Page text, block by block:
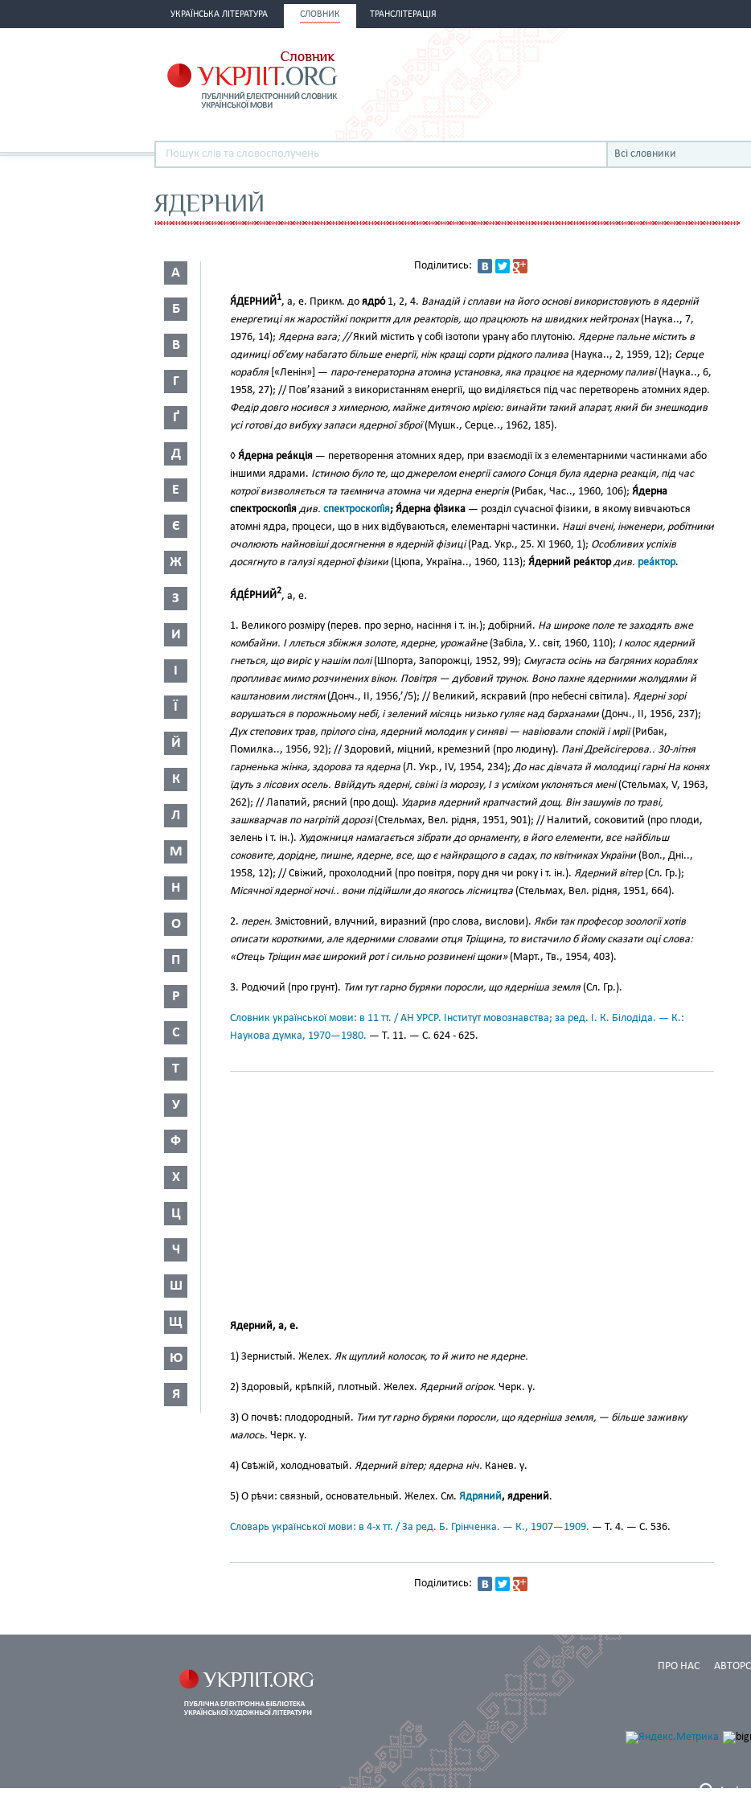
УКРАЇНСЬКА ЛІТЕРАТУРА СЛОВНИК ТРАНСЛІТЕРАЦІЯ
Всі словники
ЯДЕРНИЙ
А
Б
В
Г
Ґ
Д
Е
Є
Ж
З
И
І
Ї
Й
К
Л
М
Н
О
П
Р
С
Т
У
Ф
Х
Ц
Ч
Ш
Щ
Ю
Я
Поділитись:
Я́ДЕРНИЙ1, а, е. Прикм. до ядро́1, 2, 4. Ванадій і сплави на його основі використовують в ядерній
енергетиці як жаростійкі покриття для реакторів, що працюють на швидких нейтронах(Наука.., 7,
1976, 14); Ядерна вага; //Який містить у собі ізотопи урану або плутонію. Ядерне пальне містить в
одиниці об’єму набагато більше енергії, ніж кращі сорти рідкого палива (Наука.., 2, 1959, 12); Серце
корабля [«Ленін»] — паро-генераторна атомна установка, яка працює на ядерному паливі(Наука.., 6,
1958, 27); // Пов’язаний з використанням енергії, що виділяється під час перетворень атомних ядер.
Федір довго носився з химерною, майже дитячою мрією: винайти такий апарат, який би знешкодив
усі готові до вибуху запаси ядерної зброї(Мушк., Серце.., 1962, 185).
◊ Я́дерна реа́кція — перетворення атомних ядер, при взаємодії їх з елементарними частинками або
іншими ядрами. Істиною було те, що джерелом енергії самого Сонця була ядерна реакція, під час
котрої визволяється та таємнича атомна чи ядерна енергія (Рибак, Час.., 1960, 106); Я́дерна
спектроскопі́я див. спектроскопі́я; Я́дерна фі́зика — розділ сучасної фізики, в якому вивчаються
атомні ядра, процеси, що в них відбуваються, елементарні частинки. Наші вчені, інженери, робітники
очолюють найновіші досягнення в ядерній фізиці(Рад. Укр., 25. XI 1960, 1); Особливих успіхів
досягнуто в галузі ядерної фізики (Цюпа, Україна.., 1960, 113); Я́дерний реа́ктор див. реа́ктор.
Я́ДЕ́РНИЙ2, а, е.
1. Великого розміру (перев. про зерно, насіння і т. ін.); добірний. На широке поле те заходять вже
комбайни. І ллється збіжжя золоте, ядерне, урожайне(Забіла, У.. світ, 1960, 110); І колос ядерний
гнеться, що виріс у нашім полі(Шпорта, Запорожці, 1952, 99); Смугаста осінь на багряних кораблях
пропливає мимо розчинених вікон. Повітря — дубовий трунок. Воно пахне ядерними жолудями й
каштановим листям(Донч., II, 1956,’/5); // Великий, яскравий (про небесні світила). Ядерні зорі
ворушаться в порожньому небі, і зелений місяць низько гуляє над барханами (Донч., II, 1956, 237);
Дух степових трав, прілого сіна, ядерний молодик у синяві — навіювали спокій і мрії(Рибак,
Помилка.., 1956, 92); // Здоровий, міцний, кремезний (про людину). Пані Дрейсігерова.. 30-літня
гарненька жінка, здорова та ядерна (Л. Укр., IV, 1954, 234);До нас дівчата й молодиці гарні На конях
їдуть з лісових осель. Ввійдуть ядерні, свіжі із морозу, І з усміхом уклоняться мені(Стельмах, V, 1963,
262); // Лапатий, рясний (про дощ). Ударив ядерний крапчастий дощ. Він зашумів по траві,
зашкварчав по нагрітій дорозі(Стельмах, Вел. рідня, 1951, 901); // Налитий, соковитий (про плоди,
зелень і т. ін.). Художниця намагається зібрати до орнаменту, в його елементи, все найбільш
соковите, дорідне, пишне, ядерне, все, що є найкращого в садах, по квітниках України (Вол., Дні..,
1958, 12); // Свіжий, прохолодний (про повітря, пору дня чи року і т. ін.). Ядерний вітер(Сл. Гр.);
Місячної ядерної ночі.. вони підійшли до якогось лісництва (Стельмах, Вел. рідня, 1951, 664).
2. перен. Змістовний, влучний, виразний (про слова, вислови). Якби так професор зоології хотів
описати короткими, але ядерними словами отця Тріщина, то вистачило б йому сказати оці слова:
«Отець Тріщин має широкий рот і сильно розвинені щоки»(Март., Тв., 1954, 403).
3. Родючий (про грунт). Тим тут гарно буряки поросли, що ядерніша земля (Сл. Гр.).
Словник української мови: в 11 тт. / АН УРСР. Інститут мовознавства; за ред. І. К. Білодіда. — К.:
Наукова думка, 1970—1980. — Т. 11. — С. 624 - 625.
Ядерний, а, е.
1) Зернистый. Желех. Як щуплий колосок, то й жито не ядерне.
2) Здоровый, крѣпкій, плотный. Желех. Ядерний огірок. Черк. у.
3) О почвѣ: плодородный. Тим тут гарно буряки поросли, що ядерніша земля, — більше заживку
малось. Черк. у.
4) Свѣжій, холодноватый. Ядерний вітер; ядерна ніч. Канев. у.
5) О рѣчи: связный, основательный. Желех. См. Ядряний, ядрений.
Словарь української мови: в 4-х тт. / За ред. Б. Грінченка. — К., 1907—1909. — Т. 4. — С. 536.
Поділитись:
ПРО НАС